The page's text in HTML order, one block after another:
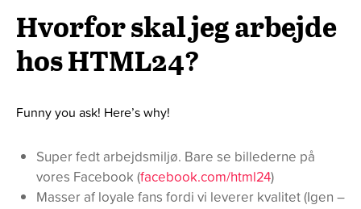
Hvorfor skal jeg arbejde
hos HTML24?
Funny you ask! Here’s why!
Super fedt arbejdsmiljø. Bare se billederne på
vores Facebook (facebook.com/html24)
Masser af loyale fans fordi vi leverer kvalitet (Igen –